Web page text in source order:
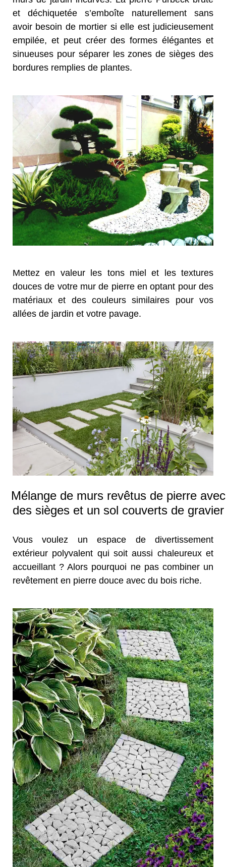
et déchiquetée s’emboîte naturellement sans
avoir besoin de mortier si elle est judicieusement
empilée, et peut créer des formes élégantes et
sinueuses pour séparer les zones de sièges des
bordures remplies de plantes.
Mettez en valeur les tons miel et les textures
douces de votre mur de pierre en optant pour des
matériaux et des couleurs similaires pour vos
allées de jardin et votre pavage.
Mélange de murs revêtus de pierre avec
des sièges et un sol couverts de gravier
Vous voulez un espace de divertissement
extérieur polyvalent qui soit aussi chaleureux et
accueillant ? Alors pourquoi ne pas combiner un
revêtement en pierre douce avec du bois riche.